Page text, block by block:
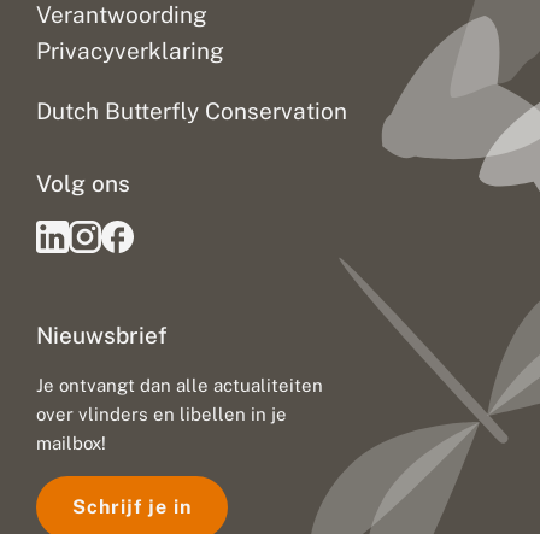
Verantwoording
Privacyverklaring
Dutch Butterfly Conservation
Nieuwsbrief
Je ontvangt dan alle actualiteiten
over vlinders en libellen in je
mailbox!
Schrijf je in
Volg ons